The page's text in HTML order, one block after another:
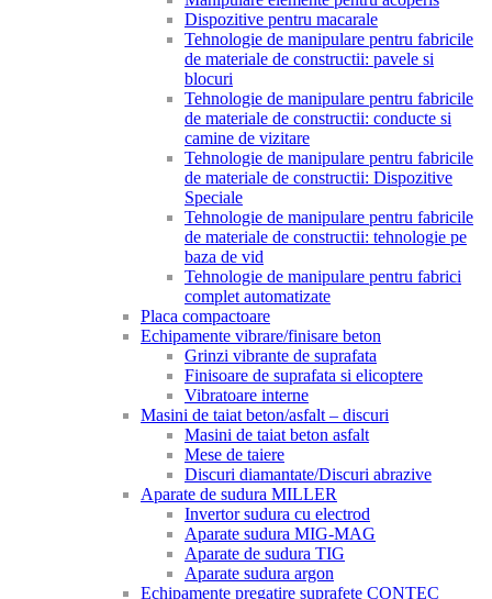
Dispozitive pentru macarale
Tehnologie de manipulare pentru fabricile
de materiale de constructii: pavele si
blocuri
Tehnologie de manipulare pentru fabricile
de materiale de constructii: conducte si
camine de vizitare
Tehnologie de manipulare pentru fabricile
de materiale de constructii: Dispozitive
Speciale
Tehnologie de manipulare pentru fabricile
de materiale de constructii: tehnologie pe
baza de vid
Tehnologie de manipulare pentru fabrici
complet automatizate
Placa compactoare
Echipamente vibrare/finisare beton
Grinzi vibrante de suprafata
Finisoare de suprafata si elicoptere
Vibratoare interne
Masini de taiat beton/asfalt – discuri
Masini de taiat beton asfalt
Mese de taiere
Discuri diamantate/Discuri abrazive
Aparate de sudura MILLER
Invertor sudura cu electrod
Aparate sudura MIG-MAG
Aparate de sudura TIG
Aparate sudura argon
Echipamente pregatire suprafete CONTEC